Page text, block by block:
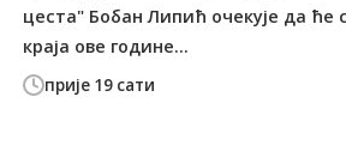
прије 19 сати
цеста" Бобан Липић очекује да ће
краја ове године...